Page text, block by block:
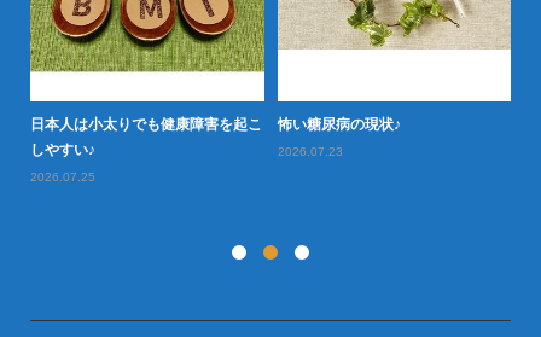
日本人は小太りでも健康障害を起こ
しやすい♪
2026.07.25
怖い糖尿病の現状♪
2026.07.23